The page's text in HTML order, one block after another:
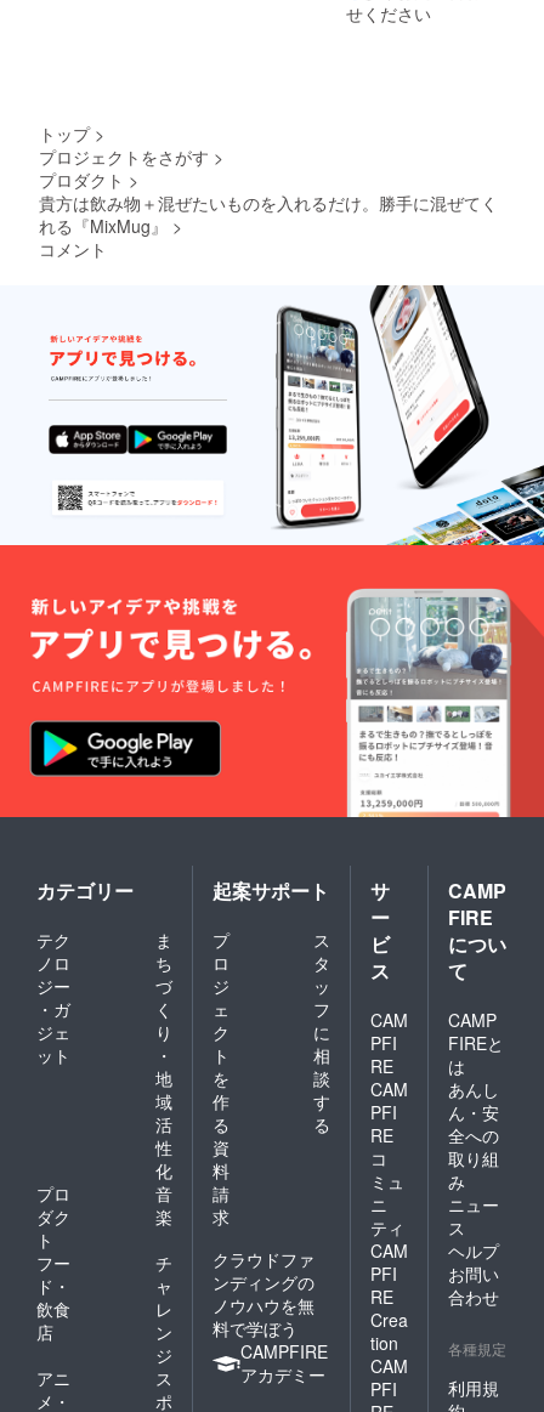
せください
トップ >
プロジェクトをさがす >
プロダクト >
貴方は飲み物＋混ぜたいものを入れるだけ。勝手に混ぜてく
れる『MixMug』
>
コメント
カテゴリー
テク
ノロ
ジー
・ガ
ジェ
ット
ま
ち
づ
く
り
・
地
域
活
性
化
プロ
ダク
ト
音
楽
フー
ド・
飲食
店
チ
ャ
レ
ン
ジ
アニ
メ・
ス
ポ
起案サポート
プ
ロ
ジ
ェ
ク
ト
を
作
る
ス
タ
ッ
フ
に
相
談
す
る
資
料
請
求
クラウドファ
ンディングの
ノウハウを無
料で学ぼう
CAMPFIRE
アカデミー
サ
ー
ビ
ス
CAM
PFI
RE
CAM
PFI
RE
コ
ミュ
ニ
ティ
CAM
PFI
RE
Crea
tion
CAM
PFI
CAMP
FIRE
につい
て
CAMP
FIREと
は
あんし
ん・安
全への
取り組
み
ニュー
ス
ヘルプ
お問い
合わせ
各種規定
利用規